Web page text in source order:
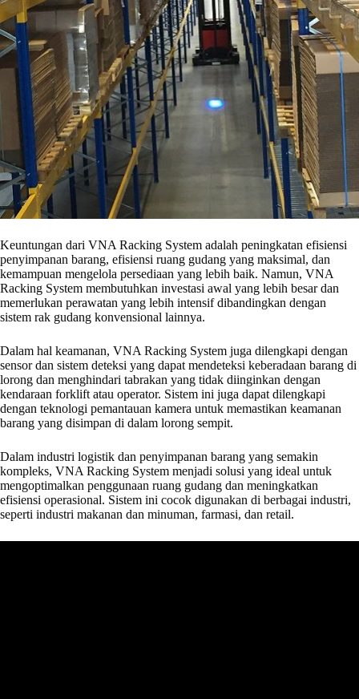
Keuntungan dari VNA Racking System adalah peningkatan efisiensi
penyimpanan barang, efisiensi ruang gudang yang maksimal, dan
kemampuan mengelola persediaan yang lebih baik. Namun, VNA
Racking System membutuhkan investasi awal yang lebih besar dan
memerlukan perawatan yang lebih intensif dibandingkan dengan
sistem rak gudang konvensional lainnya.
Dalam hal keamanan, VNA Racking System juga dilengkapi dengan
sensor dan sistem deteksi yang dapat mendeteksi keberadaan barang di
lorong dan menghindari tabrakan yang tidak diinginkan dengan
kendaraan forklift atau operator. Sistem ini juga dapat dilengkapi
dengan teknologi pemantauan kamera untuk memastikan keamanan
barang yang disimpan di dalam lorong sempit.
Dalam industri logistik dan penyimpanan barang yang semakin
kompleks, VNA Racking System menjadi solusi yang ideal untuk
mengoptimalkan penggunaan ruang gudang dan meningkatkan
efisiensi operasional. Sistem ini cocok digunakan di berbagai industri,
seperti industri makanan dan minuman, farmasi, dan retail.